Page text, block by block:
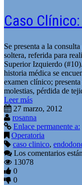
Caso
Se presenta a la
soltera, referida para
Superior Izquierdo
historia médica se
examen clí­nico;
molestias, pérdida de
Leer más
27 marzo, 2012
rosanna
Enlace permanente a:
Operatoria
caso clinico,
Los comentarios
13078
0
0